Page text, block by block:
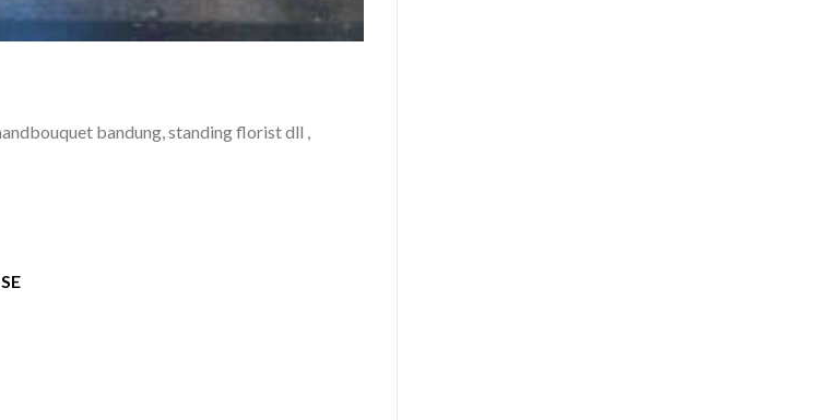
bandung, standing florist dll ,